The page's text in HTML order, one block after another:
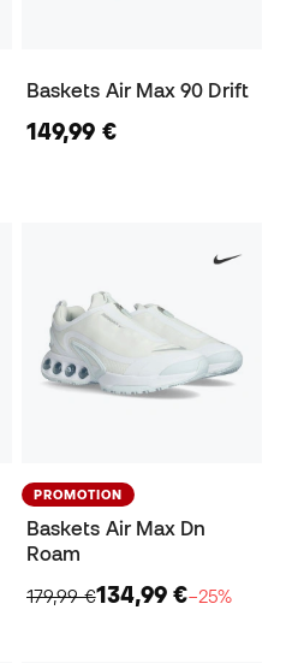
Baskets Air Max 90 Drift
149,99 €
PROMOTION
Baskets Air Max Dn
Roam
179,99 €134,99 €−25%